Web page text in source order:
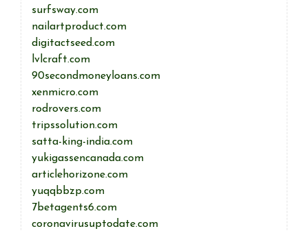
surfsway.com
nailartproduct.com
digitactseed.com
lvlcraft.com
90secondmoneyloans.com
xenmicro.com
rodrovers.com
tripssolution.com
satta-king-india.com
yukigassencanada.com
articlehorizone.com
yuqqbbzp.com
7betagents6.com
coronavirusuptodate.com